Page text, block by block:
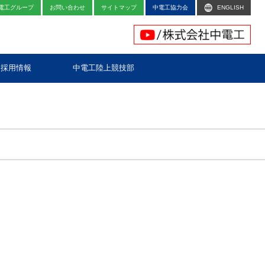
採用情報 中電工陸上競技部
工グループ お問い合わせ サイトマップ 中電工協力会 ENGLISH